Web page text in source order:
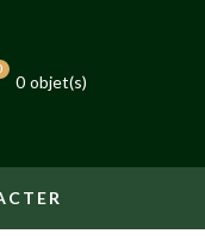
0 objet(s)